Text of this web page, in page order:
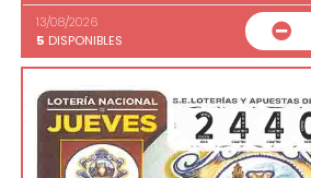
13/08/2026
5 DISPONIBLES